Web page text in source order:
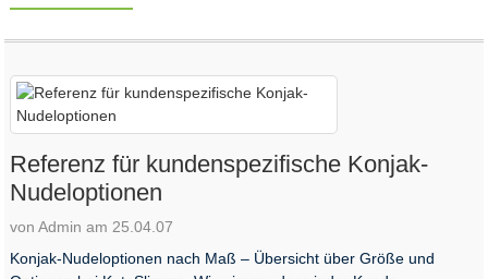
Referenz für kundenspezifische Konjak-
Nudeloptionen
von Admin am 25.04.07
Konjak-Nudeloptionen nach Maß – Übersicht über Größe und